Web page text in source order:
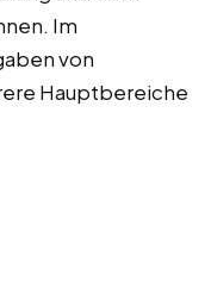
Im
von
Hauptbereiche